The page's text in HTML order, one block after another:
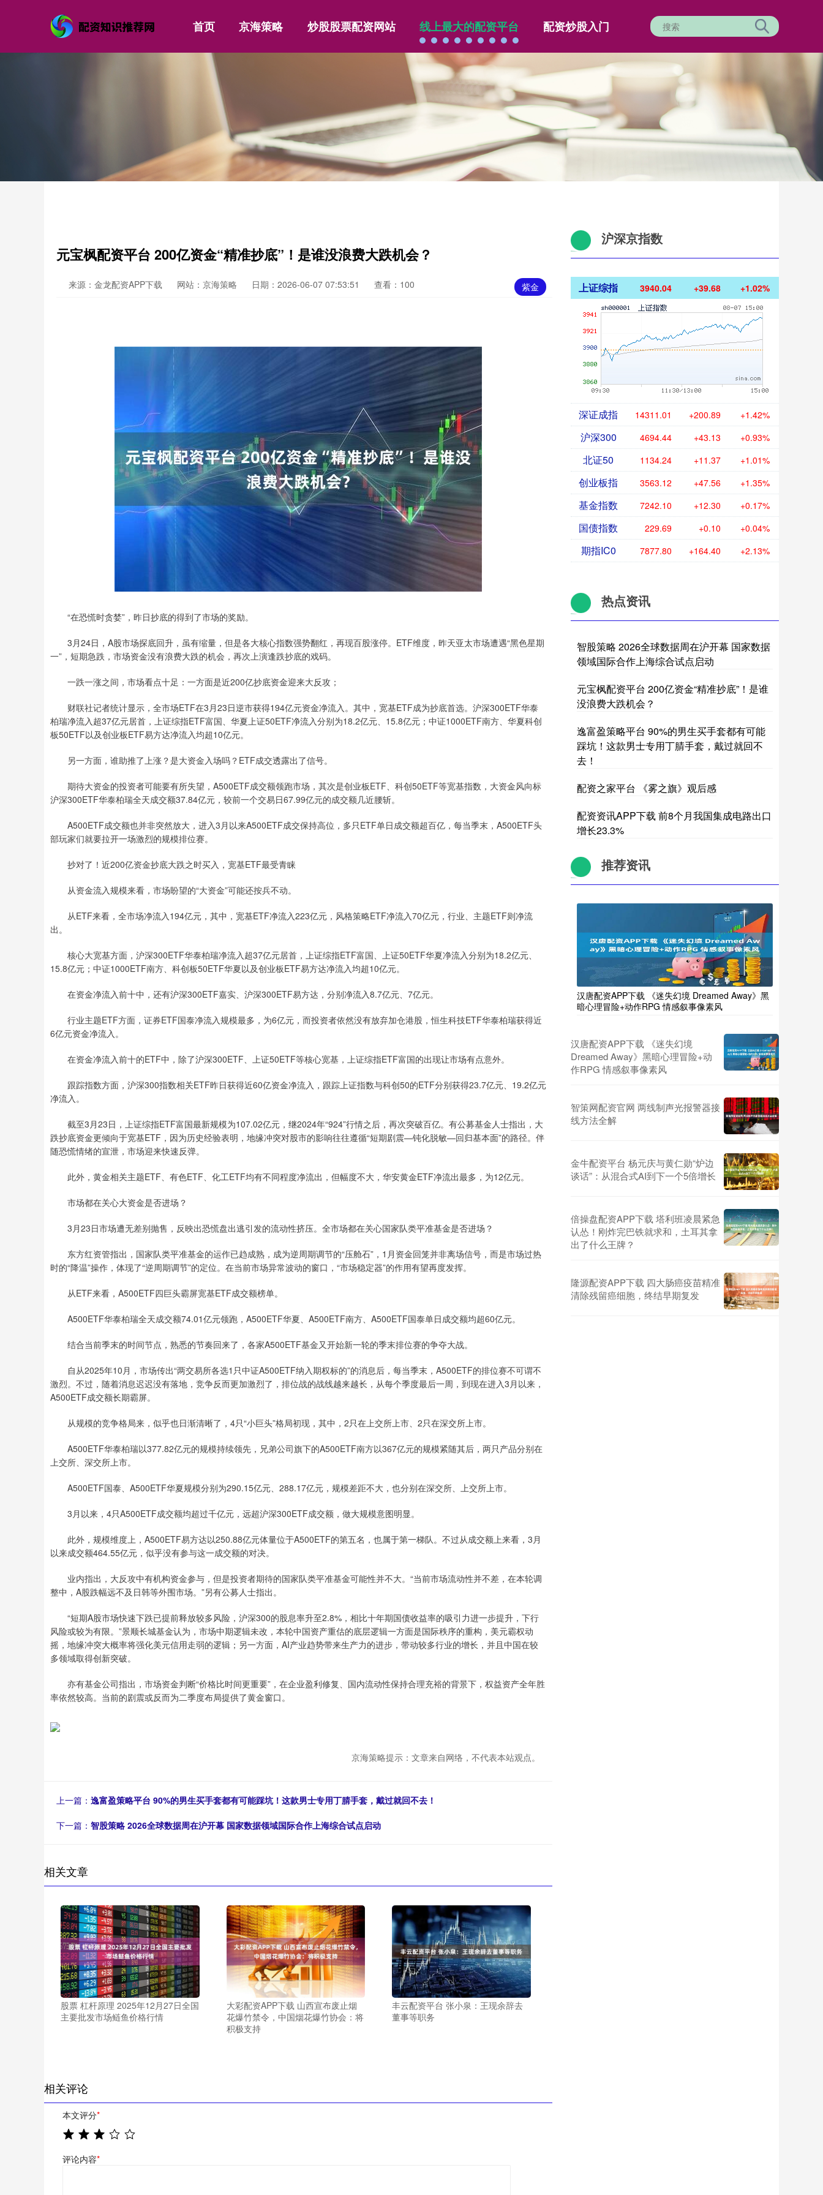
首页 京海策略 炒股股票配资网站 线上最大的配资平台 配资炒股入门
元宝枫配资平台 200亿资金“精准抄底”！是谁没浪费大跌机会？
紫金
来源：金龙配资APP下载 网站：京海策略 日期：2026-06-07 07:53:51 查看：100
“在恐慌时贪婪”，昨日抄底的得到了市场的奖励。
3月24日，A股市场探底回升，虽有缩量，但是各大核心指数强势翻红，再现百股涨停。ETF维度，昨天亚太市场遭遇“黑色星期
一”，短期急跌，市场资金没有浪费大跌的机会，再次上演逢跌抄底的戏码。
一跌一涨之间，市场看点十足：一方面是近200亿抄底资金迎来大反攻；
财联社记者统计显示，全市场ETF在3月23日逆市获得194亿元资金净流入。其中，宽基ETF成为抄底首选。沪深300ETF华泰
柏瑞净流入超37亿元居首，上证综指ETF富国、华夏上证50ETF净流入分别为18.2亿元、15.8亿元；中证1000ETF南方、华夏科创
板50ETF以及创业板ETF易方达净流入均超10亿元。
另一方面，谁助推了上涨？是大资金入场吗？ETF成交透露出了信号。
期待大资金的投资者可能要有所失望，A500ETF成交额领跑市场，其次是创业板ETF、科创50ETF等宽基指数，大资金风向标
沪深300ETF华泰柏瑞全天成交额37.84亿元，较前一个交易日67.99亿元的成交额几近腰斩。
A500ETF成交额也并非突然放大，进入3月以来A500ETF成交保持高位，多只ETF单日成交额超百亿，每当季末，A500ETF头
部玩家们就要拉开一场激烈的规模排位赛。
抄对了！近200亿资金抄底大跌之时买入，宽基ETF最受青睐
从资金流入规模来看，市场盼望的“大资金”可能还按兵不动。
从ETF来看，全市场净流入194亿元，其中，宽基ETF净流入223亿元，风格策略ETF净流入70亿元，行业、主题ETF则净流
出。
核心大宽基方面，沪深300ETF华泰柏瑞净流入超37亿元居首，上证综指ETF富国、上证50ETF华夏净流入分别为18.2亿元、
15.8亿元；中证1000ETF南方、科创板50ETF华夏以及创业板ETF易方达净流入均超10亿元。
在资金净流入前十中，还有沪深300ETF嘉实、沪深300ETF易方达，分别净流入8.7亿元、7亿元。
行业主题ETF方面，证券ETF国泰净流入规模最多，为6亿元，而投资者依然没有放弃加仓港股，恒生科技ETF华泰柏瑞获得近
6亿元资金净流入。
在资金净流入前十的ETF中，除了沪深300ETF、上证50ETF等核心宽基，上证综指ETF富国的出现让市场有点意外。
跟踪指数方面，沪深300指数相关ETF昨日获得近60亿资金净流入，跟踪上证指数与科创50的ETF分别获得23.7亿元、19.2亿元
净流入。
截至3月23日，上证综指ETF富国最新规模为107.02亿元，继2024年“924”行情之后，再次突破百亿。有公募基金人士指出，大
跌抄底资金更倾向于宽基ETF，因为历史经验表明，地缘冲突对股市的影响往往遵循“短期剧震—钝化脱敏—回归基本面”的路径。伴
随恐慌情绪的宣泄，市场迎来快速反弹。
此外，黄金相关主题ETF、有色ETF、化工ETF均有不同程度净流出，但幅度不大，华安黄金ETF净流出最多，为12亿元。
市场都在关心大资金是否进场？
3月23日市场遭无差别抛售，反映出恐慌盘出逃引发的流动性挤压。全市场都在关心国家队类平准基金是否进场？
东方红资管指出，国家队类平准基金的运作已趋成熟，成为逆周期调节的“压舱石”，1月资金回笼并非离场信号，而是市场过热
时的“降温”操作，体现了“逆周期调节”的定位。在当前市场异常波动的窗口，“市场稳定器”的作用有望再度发挥。
从ETF来看，A500ETF四巨头霸屏宽基ETF成交额榜单。
A500ETF华泰柏瑞全天成交额74.01亿元领跑，A500ETF华夏、A500ETF南方、A500ETF国泰单日成交额均超60亿元。
结合当前季末的时间节点，熟悉的节奏回来了，各家A500ETF基金又开始新一轮的季末排位赛的争夺大战。
自从2025年10月，市场传出“两交易所各选1只中证A500ETF纳入期权标的”的消息后，每当季末，A500ETF的排位赛不可谓不
激烈。不过，随着消息迟迟没有落地，竞争反而更加激烈了，排位战的战线越来越长，从每个季度最后一周，到现在进入3月以来，
A500ETF成交额长期霸屏。
从规模的竞争格局来，似乎也日渐清晰了，4只“小巨头”格局初现，其中，2只在上交所上市、2只在深交所上市。
A500ETF华泰柏瑞以377.82亿元的规模持续领先，兄弟公司旗下的A500ETF南方以367亿元的规模紧随其后，两只产品分别在
上交所、深交所上市。
A500ETF国泰、A500ETF华夏规模分别为290.15亿元、288.17亿元，规模差距不大，也分别在深交所、上交所上市。
3月以来，4只A500ETF成交额均超过千亿元，远超沪深300ETF成交额，做大规模意图明显。
此外，规模维度上，A500ETF易方达以250.88亿元体量位于A500ETF的第五名，也属于第一梯队。不过从成交额上来看，3月
以来成交额464.55亿元，似乎没有参与这一成交额的对决。
业内指出，大反攻中有机构资金参与，但是投资者期待的国家队类平准基金可能性并不大。“当前市场流动性并不差，在本轮调
整中，A股跌幅远不及日韩等外围市场。”另有公募人士指出。
“短期A股市场快速下跌已提前释放较多风险，沪深300的股息率升至2.8%，相比十年期国债收益率的吸引力进一步提升，下行
风险或较为有限。”景顺长城基金认为，市场中期逻辑未改，本轮中国资产重估的底层逻辑一方面是国际秩序的重构，美元霸权动
摇，地缘冲突大概率将强化美元信用走弱的逻辑；另一方面，AI产业趋势带来生产力的进步，带动较多行业的增长，并且中国在较
多领域取得创新突破。
亦有基金公司指出，市场资金判断“价格比时间更重要”，在企业盈利修复、国内流动性保持合理充裕的背景下，权益资产全年胜
率依然较高。当前的剧震或反而为二季度布局提供了黄金窗口。
京海策略提示：文章来自网络，不代表本站观点。
上一篇： 逸富盈策略平台 90%的男生买手套都有可能踩坑！这款男士专用丁腈手套，戴过就回不去！
下一篇： 智股策略 2026全球数据周在沪开幕 国家数据领域国际合作上海综合试点启动
相关文章
股票 杠杆原理 2025年12月27日全国
主要批发市场鲢鱼价格行情
大彩配资APP下载 山西宣布废止烟
花爆竹禁令，中国烟花爆竹协会：将
积极支持
丰云配资平台 张小泉：王现余辞去
董事等职务
相关评论
本文评分*
评论内容*
沪深京指数
上证综指 3940.04 +39.68 +1.02%
深证成指 14311.01 +200.89 +1.42%
沪深300 4694.44 +43.13 +0.93%
北证50 1134.24 +11.37 +1.01%
创业板指 3563.12 +47.56 +1.35%
基金指数 7242.10 +12.30 +0.17%
国债指数 229.69 +0.10 +0.04%
期指IC0 7877.80 +164.40 +2.13%
热点资讯
智股策略 2026全球数据周在沪开幕 国家数据
领域国际合作上海综合试点启动
元宝枫配资平台 200亿资金“精准抄底”！是谁
没浪费大跌机会？
逸富盈策略平台 90%的男生买手套都有可能
踩坑！这款男士专用丁腈手套，戴过就回不
去！
配资之家平台 《雾之旗》观后感
配资资讯APP下载 前8个月我国集成电路出口
增长23.3%
推荐资讯
汉唐配资APP下载 《迷失幻境 Dreamed Away》黑
暗心理冒险+动作RPG 情感叙事像素风
汉唐配资APP下载 《迷失幻境
Dreamed Away》黑暗心理冒险+动
作RPG 情感叙事像素风
智策网配资官网 两线制声光报警器接
线方法全解
金牛配资平台 杨元庆与黄仁勋“炉边
谈话”：从混合式AI到下一个5倍增长
倍操盘配资APP下载 塔利班凌晨紧急
认怂！刚炸完巴铁就求和，土耳其拿
出了什么王牌？
隆源配资APP下载 四大肠癌疫苗精准
清除残留癌细胞，终结早期复发